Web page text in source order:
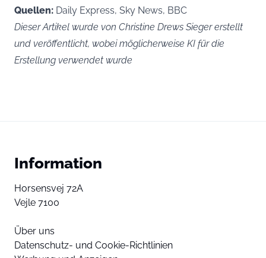
Quellen: Daily Express, Sky News, BBC
Dieser Artikel wurde von Christine Drews Sieger erstellt
und veröffentlicht, wobei möglicherweise KI für die
Erstellung verwendet wurde
Information
Horsensvej 72A
Vejle 7100
Über uns
Datenschutz- und Cookie-Richtlinien